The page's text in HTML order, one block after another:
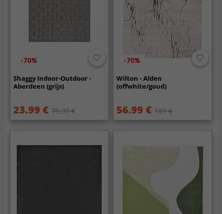
-70%
Shaggy Indoor-Outdoor -
Aberdeen (grijs)
23.99 € 79.99 €
-70%
Wilton - Alden
(offwhite/goud)
56.99 € 189 €